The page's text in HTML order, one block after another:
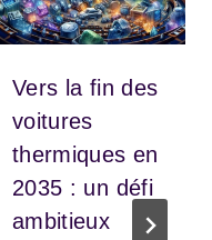
Vers la fin des
voitures
thermiques en
2035 : un défi
ambitieux